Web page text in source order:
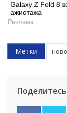
Galaxy Z Fold 8
ажиотажа
Реклама
Метки